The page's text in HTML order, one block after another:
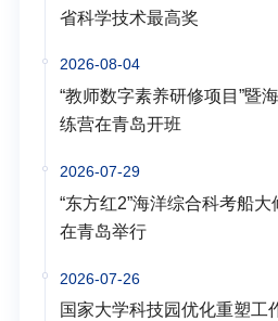
省科学技术最高奖
2026-08-04
“教师数字素养研修项目”暨
练营在青岛开班
2026-07-29
“东方红2”海洋综合科考船
在青岛举行
2026-07-26
国家大学科技园优化重塑工